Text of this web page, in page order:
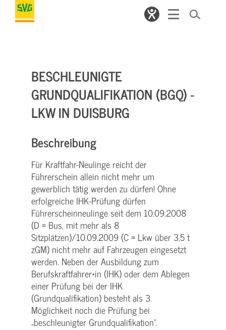
BESCHLEUNIGTE
GRUNDQUALIFIKATION (BGQ) -
LKW IN DUISBURG
Beschreibung
Für Kraftfahr-Neulinge reicht der
Führerschein allein nicht mehr um
gewerblich tätig werden zu dürfen! Ohne
erfolgreiche IHK-Prüfung dürfen
Führerscheinneulinge seit dem 10.09.2008
(D = Bus, mit mehr als 8
Sitzplätzen)/10.09.2009 (C = Lkw über 3,5 t
zGM) nicht mehr auf Fahrzeugen eingesetzt
werden. Neben der Ausbildung zum
Berufskraftfahrer*in (IHK) oder dem Ablegen
einer Prüfung bei der IHK
(Grundqualifikation) besteht als 3.
Möglichkeit noch die Prüfung bei
„beschleunigter Grundqualifikation“.